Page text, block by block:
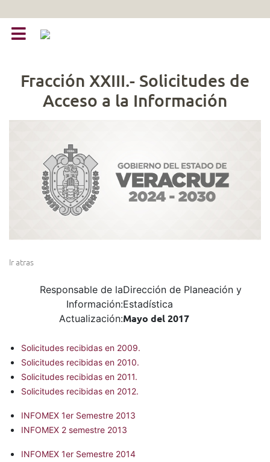
Fracción XXIII.- Solicitudes de
Acceso a la Información
Ir atras
Responsable de la
Información:
Dirección de Planeación y
Estadística
Actualización:Mayo del 2017
Solicitudes recibidas en 2009.
Solicitudes recibidas en 2010.
Solicitudes recibidas en 2011.
Solicitudes recibidas en 2012.
INFOMEX 1er Semestre 2013
INFOMEX 2 semestre 2013
INFOMEX 1er Semestre 2014